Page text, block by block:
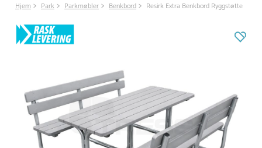
Hjem Park Parkmøbler Benkbord Resirk Extra Benkbord Ryggstøtte